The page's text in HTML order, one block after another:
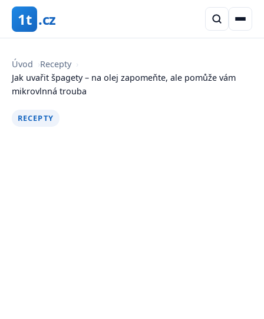
1t .cz
Úvod ›Recepty ›
Jak uvařit špagety – na olej zapomeňte, ale pomůže vám
mikrovlnná trouba
RECEPTY